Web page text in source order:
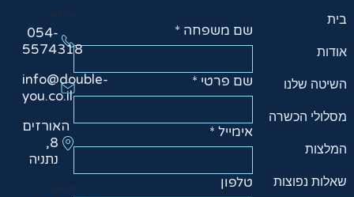
בית
אודות
השיטה שלנו
מסלולי הכשרה
המלצות
שאלות נפוצות
שם משפחה *
שם פרטי *
אימייל *
טלפון
יצירת קשר
054-
5574318
info@double-
you.co.il
האורזים
8,
נתניה
דרכי הגעה